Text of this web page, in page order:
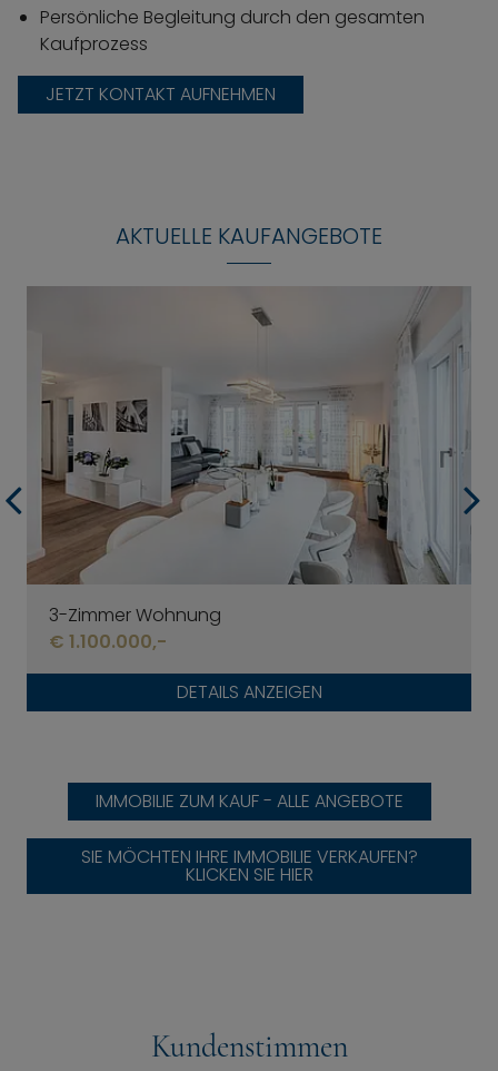
Persönliche Begleitung durch den gesamten
Kaufprozess
JETZT KONTAKT AUFNEHMEN
AKTUELLE KAUFANGEBOTE
3-Zimmer Wohnung
€ 1.100.000,-
DETAILS ANZEIGEN
IMMOBILIE ZUM KAUF - ALLE ANGEBOTE
SIE MÖCHTEN IHRE IMMOBILIE VERKAUFEN?
KLICKEN SIE HIER
Kundenstimmen